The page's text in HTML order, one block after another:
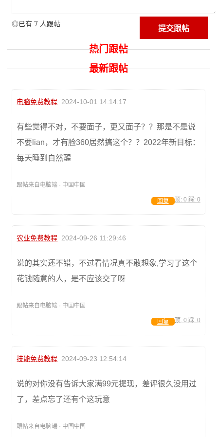
◎已有 7 人跟帖
热门跟帖
最新跟帖
电脑免费教程 2024-10-01 14:14:17
有些觉得不对，不要面子，更又面子？？那是不是说
不要lian，才有脸360居然搞这个？？2022年新目标：
每天睡到自然醒
跟帖来自电脑端 · 中国中国
顶: 0 踩: 0
回复
农业免费教程 2024-09-26 11:29:46
说的其实还不错，不过看情况真不敢想象,学习了这个
花钱随意的人，是不应该交了呀
跟帖来自电脑端 · 中国中国
顶: 0 踩: 0
回复
技能免费教程 2024-09-23 12:54:14
说的对你没有告诉大家满99元提现，差评很久没用过
了，差点忘了还有个这玩意
跟帖来自电脑端 · 中国中国